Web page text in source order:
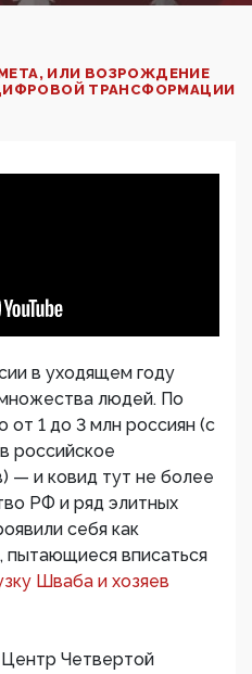
ИЛИ ВОЗРОЖДЕНИЕ
ТРАНСФОРМАЦИИ
в уходящем году
людей. По
от 1 до 3 млн россиян (с
российское
— и ковид тут не более
РФ и ряд элитных
себя как
пытающиеся вписаться
Шваба и хозяев
Центр Четвертой